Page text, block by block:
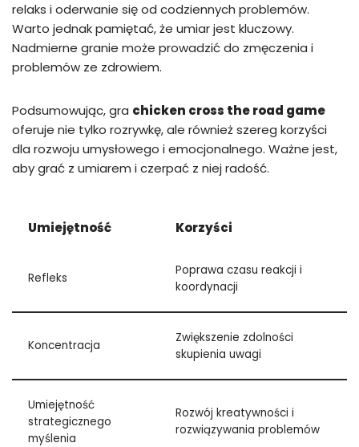
relaks i oderwanie się od codziennych problemów.
Warto jednak pamiętać, że umiar jest kluczowy.
Nadmierne granie może prowadzić do zmęczenia i
problemów ze zdrowiem.
Podsumowując, gra chicken cross the road game
oferuje nie tylko rozrywkę, ale również szereg korzyści
dla rozwoju umysłowego i emocjonalnego. Ważne jest,
aby grać z umiarem i czerpać z niej radość.
Umiejętność Korzyści
Refleks
Poprawa czasu reakcji i
koordynacji
Koncentracja
Zwiększenie zdolności
skupienia uwagi
Umiejętność
strategicznego
myślenia
Rozwój kreatywności i
rozwiązywania problemów